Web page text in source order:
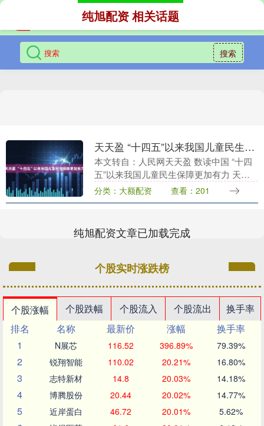
搜索
纯旭配资 相关话题
天天盈 “十四五”以来我国儿童民生保障更加有力
本文转自：人民网天天盈 数读中国 “十四
五”以来我国儿童民生保障更加有力 天天
盈 来源：统计局、国新办发布会 编辑/设
计：孙红丽天天盈....
分类：大额配资 查看：201
纯旭配资文章已加载完成
个股实时涨跌榜
个股涨幅 个股跌幅 个股流入 个股流出
换手率
排名
名称 最新价 涨幅
换手率
1
N展芯 116.52 396.89% 79.39%
2 锐翔智能 110.02 20.21% 16.80%
3 志特新材 14.8 20.03% 14.18%
4 博腾股份 20.44 20.02% 14.77%
5 近岸蛋白 46.72 20.01% 5.62%